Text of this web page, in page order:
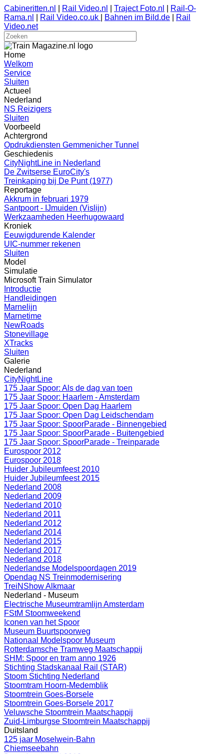
Cabineritten.nl Rail Video.nl Traject Foto.nl
Rail-O-
Rama.nl
Rail Video.co.uk Bahnen im Bild.de
Rail
Video.net
Home
Welkom
Service
Sluiten
Actueel
Nederland
NS Reizigers
Sluiten
Voorbeeld
Achtergrond
Opdrukdiensten Gemmenicher Tunnel
Geschiedenis
CityNightLine in Nederland
De Zwitserse EuroCity's
Treinkaping bij De Punt (1977)
Reportage
Akkrum in februari 1979
Santpoort - IJmuiden (Vislijn)
Werkzaamheden Heerhugowaard
Kroniek
Eeuwigdurende Kalender
UIC-nummer rekenen
Sluiten
Model
Simulatie
Microsoft Train Simulator
Introductie
Handleidingen
Marnelijn
Marnetime
NewRoads
Stonevillage
XTracks
Sluiten
Galerie
Nederland
CityNightLine
175 Jaar Spoor: Als de dag van toen
175 Jaar Spoor: Haarlem - Amsterdam
175 Jaar Spoor: Open Dag Haarlem
175 Jaar Spoor: Open Dag Leidschendam
175 Jaar Spoor: SpoorParade - Binnengebied
175 Jaar Spoor: SpoorParade - Buitengebied
175 Jaar Spoor: SpoorParade - Treinparade
Eurospoor 2012
Eurospoor 2018
Huider Jubileumfeest 2010
Huider Jubileumfeest 2015
Nederland 2008
Nederland 2009
Nederland 2010
Nederland 2011
Nederland 2012
Nederland 2014
Nederland 2015
Nederland 2017
Nederland 2018
Nederlandse Modelspoordagen 2019
Opendag NS Treinmodernisering
TreiNShow Alkmaar
Nederland - Museum
Electrische Museumtramlijn Amsterdam
FStM Stoomweekend
Iconen van het Spoor
Museum Buurtspoorweg
Nationaal Modelspoor Museum
Rotterdamsche Tramweg Maatschappij
SHM: Spoor en tram anno 1926
Stichting Stadskanaal Rail (STAR)
Stoom Stichting Nederland
Stoomtram Hoorn-Medemblik
Stoomtrein Goes-Borsele
Stoomtrein Goes-Borsele 2017
Veluwsche Stoomtrein Maatschappij
Zuid-Limburgse Stoomtrein Maatschappij
Duitsland
125 jaar Moselwein-Bahn
Chiemseebahn